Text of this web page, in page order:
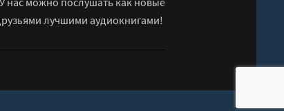
лучшими аудиокнигами!